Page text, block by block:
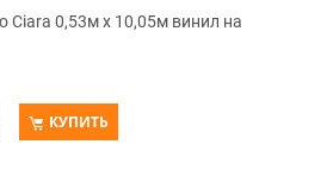
Ciara 0,53м x 10,05м винил на
КУПИТЬ